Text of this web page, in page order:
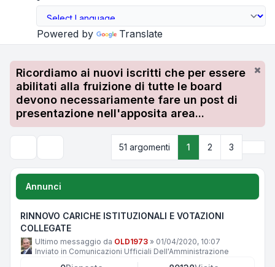
Powered by Translate
Ricordiamo ai nuovi iscritti che per essere
abilitati alla fruizione di tutte le board
devono necessariamente fare un post di
presentazione nell'apposita area...
51 argomenti 1 2 3
Annunci
RINNOVO CARICHE ISTITUZIONALI E VOTAZIONI
COLLEGATE
Ultimo messaggio da OLD1973 » 01/04/2020, 10:07
Inviato in Comunicazioni Ufficiali Dell'Amministrazione